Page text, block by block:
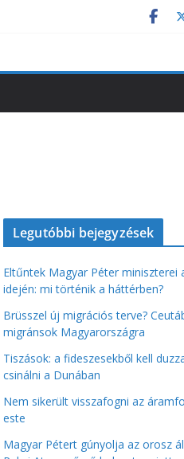
Legutóbbi bejegyzések
Eltűntek Magyar Péter miniszterei
idején: mi történik a háttérben?
Brüsszel új migrációs terve?
migránsok Magyarországra
Tiszások: a fideszesekből kell
csinálni a Dunában
Nem sikerült visszafogni az
este
Magyar Pétert gúnyolja az orosz